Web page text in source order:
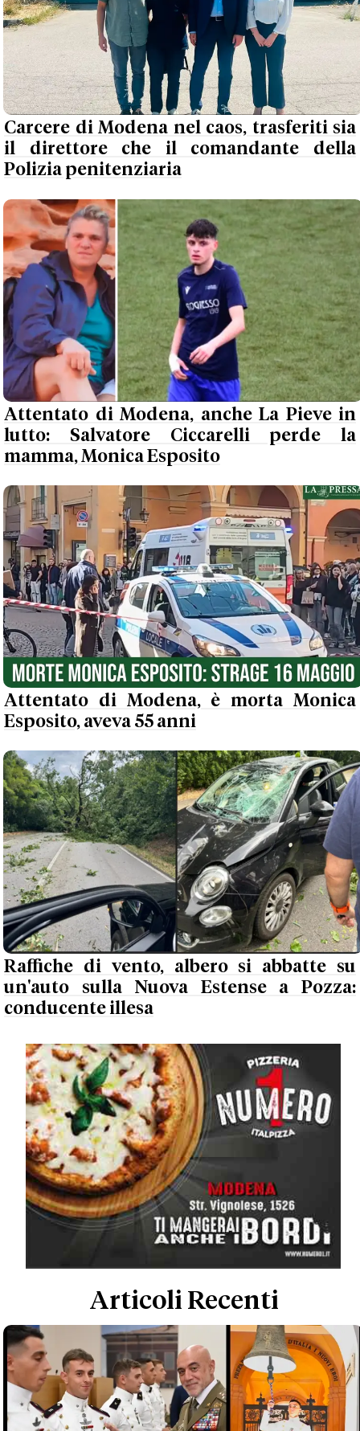
Carcere di Modena nel caos, trasferiti sia
il direttore che il comandante della
Polizia penitenziaria
Attentato di Modena, anche La Pieve in
lutto: Salvatore Ciccarelli perde la
mamma, Monica Esposito
Attentato di Modena, è morta Monica
Esposito, aveva 55 anni
Raffiche di vento, albero si abbatte su
un'auto sulla Nuova Estense a Pozza:
conducente illesa
Articoli Recenti